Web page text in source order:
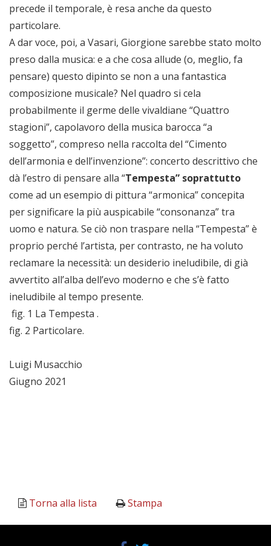
precede il temporale, è resa anche da questo
particolare.
A dar voce, poi, a Vasari, Giorgione sarebbe stato molto
preso dalla musica: e a che cosa allude (o, meglio, fa
pensare) questo dipinto se non a una fantastica
composizione musicale? Nel quadro si cela
probabilmente il germe delle vivaldiane “Quattro
stagioni”, capolavoro della musica barocca “a
soggetto”, compreso nella raccolta del “Cimento
dell’armonia e dell’invenzione”: concerto descrittivo che
dà l’estro di pensare alla “Tempesta” soprattutto
come ad un esempio di pittura “armonica” concepita
per significare la più auspicabile “consonanza” tra
uomo e natura. Se ciò non traspare nella “Tempesta” è
proprio perché l’artista, per contrasto, ne ha voluto
reclamare la necessità: un desiderio ineludibile, di già
avvertito all’alba dell’evo moderno e che s’è fatto
ineludibile al tempo presente.
fig. 1 La Tempesta .
fig. 2 Particolare.
Luigi Musacchio
Giugno 2021
Torna alla lista Stampa